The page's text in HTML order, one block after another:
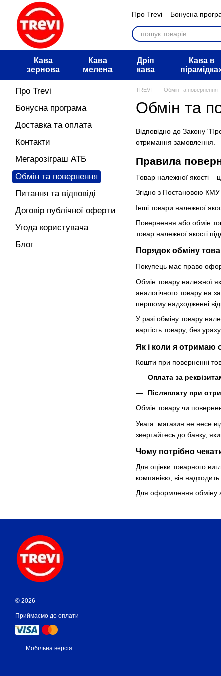
Перейти к основному контенту
Про Trevi Бонусна
Мегарозіграш АТБ
Питання та відповіді
Кава
зернова
Кава
мелена
Дріп
кава
Кава в
TREVI Обмін та повернення
Обмін та
Відповідно до Закону
отримання замовлення.
Правила
Товар належної якості –
Згідно з Постановою
Інші товари належної
Повернення або обмін
товар належної якості
Порядок обміну
Покупець має право
Обмін товару належної
аналогічного товару на
першому надходженні
У разі обміну товару
вартість товару, без
Як і коли я отримаю
Кошти при поверненні
Оплата за
Післяплату при
Обмін товару чи
Увага: магазин не несе
звертайтесь до банку,
Чому потрібно
Для оцінки товарного
компанією, він
Для оформлення обміну
Про Trevi
Бонусна програма
Доставка та оплата
Контакти
Мегарозіграш АТБ
Обмін та повернення
Питання та відповіді
Договір публічної оферти
Угода користувача
Блог
© 2026
Приймаємо до оплати
Мобільна версія